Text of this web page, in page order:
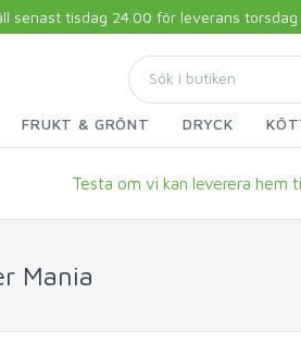
senast tisdag 24.00 för leverans
FRUKT & GRÖNT DRYCK
Testa om vi kan leverera hem
Mania